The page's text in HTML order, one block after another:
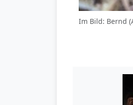
Im Bild: Bernd